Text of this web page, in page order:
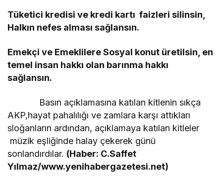
Tüketici kredisi ve kredi kartı faizleri silinsin,
Halkın nefes alması sağlansın.
Emekçi ve Emeklilere Sosyal konut üretilsin, en
temel insan hakkı olan barınma hakkı
sağlansın.
Basın açıklamasına katılan kitlenin sıkça
AKP,hayat pahalılığı ve zamlara karşı attıkları
sloğanların ardından, açıklamaya katılan kitleler
müzik eşliğinde halay çekerek günü
sonlandırdılar. (Haber: C.Saffet
Yılmaz/www.yenihabergazetesi.net)